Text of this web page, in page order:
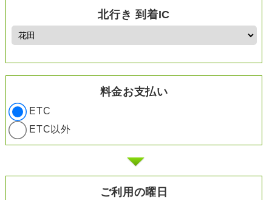
北行き 到着IC
料金お支払い
ETC
ETC以外
ご利用の曜日